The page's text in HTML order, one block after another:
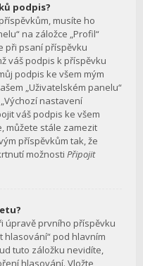
podpis?
musíte ho
na záložce „Profil“
při psaní příspěvku
váš podpis k příspěvku
podpis ke všem mým
„Uživatelském panelu“
nastavení
váš podpis ke všem
můžete stále zamezit
příspěvkům tak, že
možnosti Připojit
úpravě prvního příspěvku
hlasování“ pod hlavním
tuto záložku nevidíte,
hlasování. Vložte